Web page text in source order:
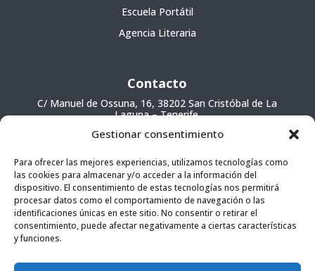
Gestionar consentimiento
Para ofrecer las mejores experiencias, utilizamos tecnologías como
las cookies para almacenar y/o acceder a la información del
dispositivo. El consentimiento de estas tecnologías nos permitirá
procesar datos como el comportamiento de navegación o las
identificaciones únicas en este sitio. No consentir o retirar el
consentimiento, puede afectar negativamente a ciertas características
y funciones.
Escuela Portátil
Agencia Literaria
Contacto
C/ Manuel de Ossuna, 16, 38202 San Cristóbal de La
Laguna – Tenerife.
informacion@escuelaliteraria.com
(+34) 922 26 64 11
686 01 20 94
Política de privacidad